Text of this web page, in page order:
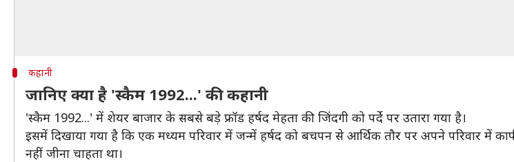
कहानी
जानिए क्या है 'स्कैम 1992...' की कहानी
'स्कैम 1992...' में शेयर बाजार के सबसे बड़े फ्रॉड हर्षद मेहता की जिंदगी को पर्दे पर उतारा गया है।
इसमें दिखाया गया है कि एक मध्यम परिवार में जन्में हर्षद को बचपन से आर्थिक तौर पर अपने परिवार में
नहीं जीना चाहता था।